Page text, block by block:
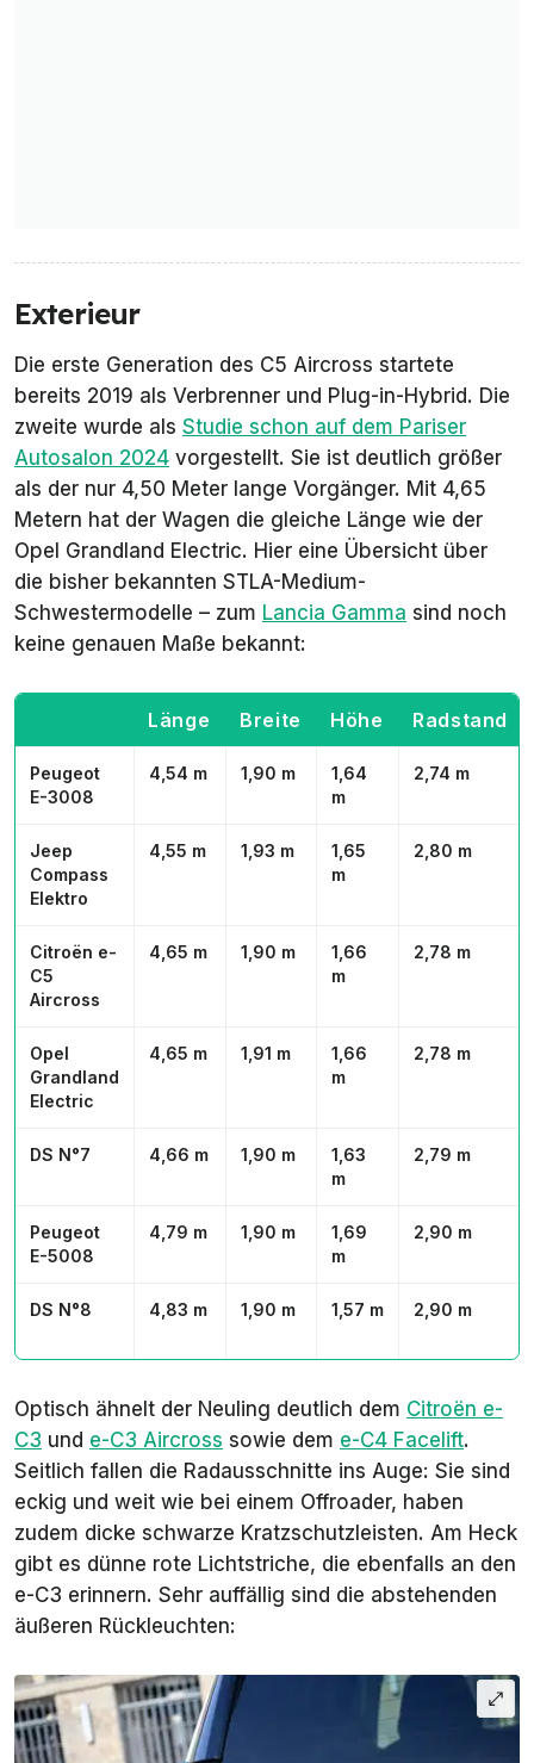
Exterieur
Die erste Generation des C5 Aircross startete
bereits 2019 als Verbrenner und Plug-in-Hybrid. Die
zweite wurde als Studie schon auf dem Pariser
Autosalon 2024 vorgestellt. Sie ist deutlich größer
als der nur 4,50 Meter lange Vorgänger. Mit 4,65
Metern hat der Wagen die gleiche Länge wie der
Opel Grandland Electric. Hier eine Übersicht über
die bisher bekannten STLA-Medium-
Schwestermodelle – zum Lancia Gamma sind noch
keine genauen Maße bekannt:
Länge Breite Höhe Radstand
Peugeot
E-3008
4,54 m 1,90 m
1,64
m
2,74 m
Jeep
Compass
Elektro
4,55 m 1,93 m
1,65
m
2,80 m
Citroën e-
C5
Aircross
4,65 m 1,90 m
1,66
m
2,78 m
Opel
Grandland
Electric
4,65 m 1,91 m
1,66
m
2,78 m
DS N°7 4,66 m 1,90 m
1,63
m
2,79 m
Peugeot
E-5008
4,79 m 1,90 m
1,69
m
2,90 m
DS N°8 4,83 m 1,90 m 1,57 m 2,90 m
Optisch ähnelt der Neuling deutlich dem Citroën e-
C3 und e-C3 Aircross sowie dem e-C4 Facelift.
Seitlich fallen die Radausschnitte ins Auge: Sie sind
eckig und weit wie bei einem Offroader, haben
zudem dicke schwarze Kratzschutzleisten. Am Heck
gibt es dünne rote Lichtstriche, die ebenfalls an den
e-C3 erinnern. Sehr auffällig sind die abstehenden
äußeren Rückleuchten: